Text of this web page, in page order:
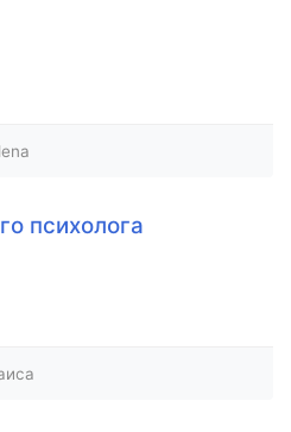
психолога